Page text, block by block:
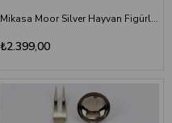
Mikasa Moor Silver Hayvan Figürlü 6lı Çay Kaşığı Seti
₺2.399,00